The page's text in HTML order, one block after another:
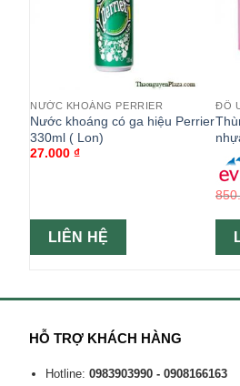
NƯỚC KHOÁNG PERRIER
Nước khoáng có ga hiệu Perrier
330ml ( Lon)
27.000 ₫
LIÊN HỆ
ĐỒ
HỖ TRỢ KHÁCH HÀNG
Hotline: 0983903990 - 0908166163